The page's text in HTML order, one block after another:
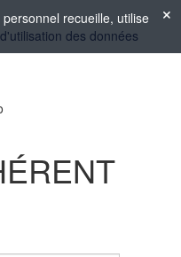
recueille, utilise
des données